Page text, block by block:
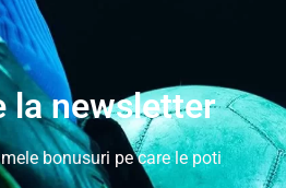
la newsletter
bonusuri pe care le poti